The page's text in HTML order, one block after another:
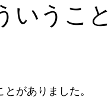
Job Information
いうこ
がありました。